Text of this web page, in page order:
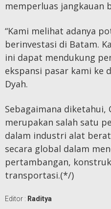
memperluas jangkauan
“Kami melihat adanya
berinvestasi di Batam.
ini dapat mendukung
ekspansi pasar kami ke
Dyah.
Sebagaimana diketahui,
merupakan salah satu
dalam industri alat
secara global dalam
pertambangan,
transportasi.(*/)
Editor : Raditya